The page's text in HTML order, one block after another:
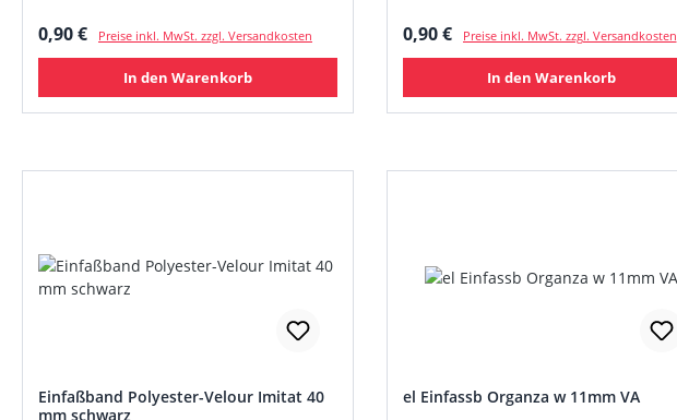
Regulärer Preis:
0,90 € Preise inkl. MwSt. zzgl. Versandkosten
In den Warenkorb
Regulärer Preis:
0,90 € Preise inkl. MwSt. zzgl. Versandkosten
In den Warenkorb
Einfaßband Polyester-Velour Imitat 40
mm schwarz
el Einfassb Organza w 11mm VA